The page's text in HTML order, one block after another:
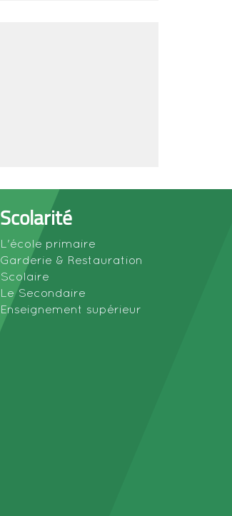
Scolarité
L'école primaire
Garderie & Restauration
Scolaire
Le Secondaire
Enseignement supérieur